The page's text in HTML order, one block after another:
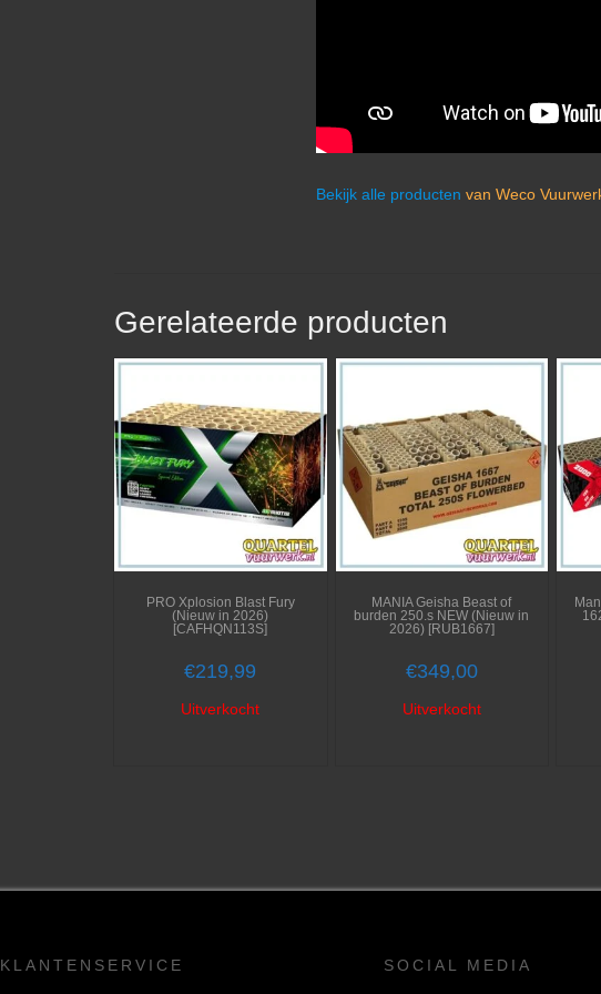
Bekijk alle producten van Weco
Gerelateerde producten
PRO Xplosion Blast Fury
(Nieuw in 2026)
[CAFHQN113S]
€219,99
Uitverkocht
MANIA Geisha Beast of
burden 250.s NEW (Nieuw in
2026) [RUB1667]
€349,00
Uitverkocht
KLANTENSERVICE SOCIAL MEDIA